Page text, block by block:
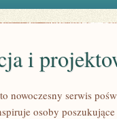
i
nowoczesny serwis
osoby